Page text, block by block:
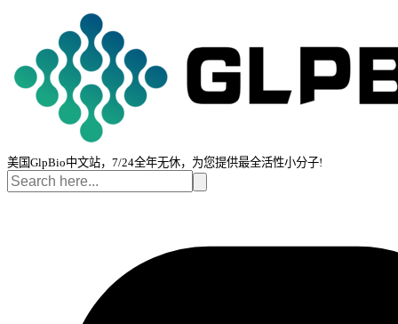
美国GlpBio中文站，7/24全年无休，为您提供最全活性小分子!